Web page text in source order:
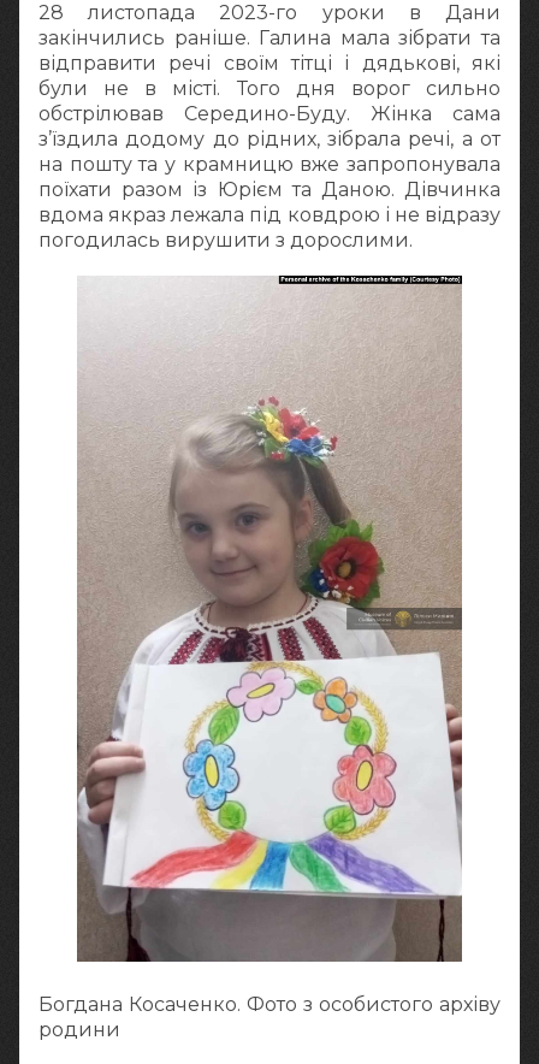
28 листопада 2023-го уроки в Дани
закінчились раніше. Галина мала зібрати та
відправити речі своїм тітці і дядькові, які
були не в місті. Того дня ворог сильно
обстрілював Середино-Буду. Жінка сама
з’їздила додому до рідних, зібрала речі, а от
на пошту та у крамницю вже запропонувала
поїхати разом із Юрієм та Даною. Дівчинка
вдома якраз лежала під ковдрою і не відразу
погодилась вирушити з дорослими.
Богдана Косаченко. Фото з особистого архіву
родини